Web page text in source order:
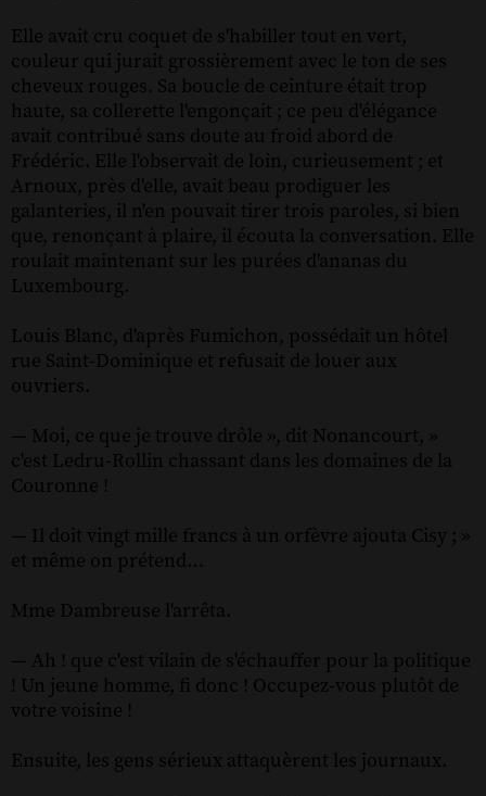
Elle avait cru coquet de s'habiller tout en vert,
couleur qui jurait grossièrement avec le ton de ses
cheveux rouges. Sa boucle de ceinture était trop
haute, sa collerette l'engonçait ; ce peu d'élégance
avait contribué sans doute au froid abord de
Frédéric. Elle l'observait de loin, curieusement ; et
Arnoux, près d'elle, avait beau prodiguer les
galanteries, il n'en pouvait tirer trois paroles, si bien
que, renonçant à plaire, il écouta la conversation. Elle
roulait maintenant sur les purées d'ananas du
Luxembourg.
Louis Blanc, d'après Fumichon, possédait un hôtel
rue Saint-Dominique et refusait de louer aux
ouvriers.
— Moi, ce que je trouve drôle », dit Nonancourt, »
c'est Ledru-Rollin chassant dans les domaines de la
Couronne !
— Il doit vingt mille francs à un orfèvre ajouta Cisy ; »
et même on prétend…
Mme Dambreuse l'arrêta.
— Ah ! que c'est vilain de s'échauffer pour la politique
! Un jeune homme, fi donc ! Occupez-vous plutôt de
votre voisine !
Ensuite, les gens sérieux attaquèrent les journaux.